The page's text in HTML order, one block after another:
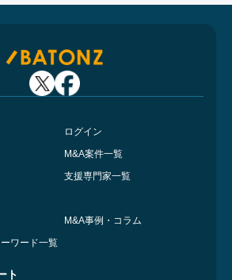
ログイン
M&A案件一覧
支援専門家一覧
M&A事例・コラム
ワード一覧
ト